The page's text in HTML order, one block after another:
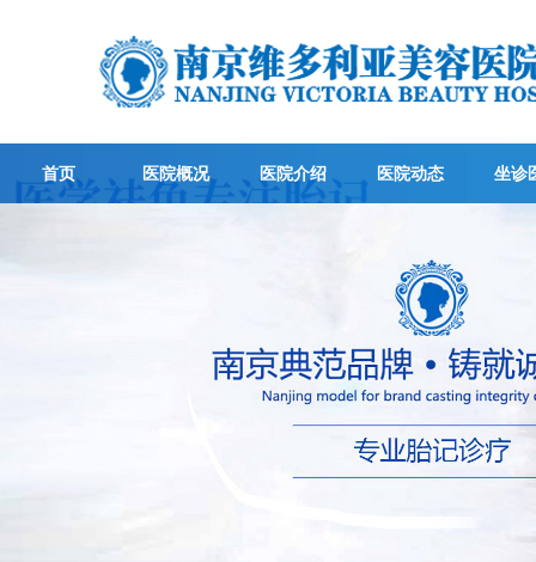
首页 医院概况 医院介绍 医院动态 坐诊